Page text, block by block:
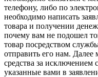
телефону, либо по
необходимо написать
товара и получении
почему вам не подошел
товар посредством
отправить его нам.
средства за исключением
указанные вами в